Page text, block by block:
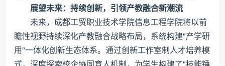
展望未来：持续创新，引领产教融合新潮流
未来，成都工贸职业技术学院信息工程学院将以前
瞻性视野持续深化产教融合战略布局，系统构建"产学研
用"一体化创新生态体系。通过创新工作室制人才培养模